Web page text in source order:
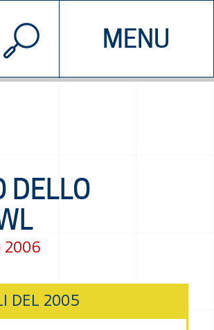
MENU
CHI SIAMO
© 2026 EDDYBURG
DELLO
2006
DEL 2005